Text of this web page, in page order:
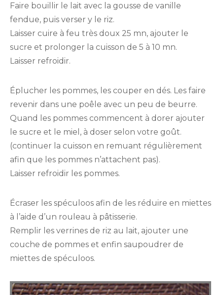
Faire bouillir le lait avec la gousse de vanille
fendue, puis verser y le riz.
Laisser cuire à feu très doux 25 mn, ajouter le
sucre et prolonger la cuisson de 5 à 10 mn.
Laisser refroidir.
Éplucher les pommes, les couper en dés. Les faire
revenir dans une poêle avec un peu de beurre.
Quand les pommes commencent à dorer ajouter
le sucre et le miel, à doser selon votre goût.
(continuer la cuisson en remuant régulièrement
afin que les pommes n’attachent pas).
Laisser refroidir les pommes.
Écraser les spéculoos afin de les réduire en miettes
à l’aide d’un rouleau à pâtisserie.
Remplir les verrines de riz au lait, ajouter une
couche de pommes et enfin saupoudrer de
miettes de spéculoos.